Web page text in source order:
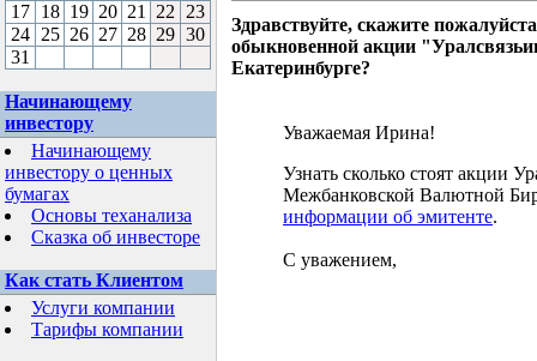
17 18 19 20 21 22
23
24 25 26 27 28 29 30
31
Начинающему
инвестору
Начинающему
инвестору о ценных
бумагах
Основы теханализа
Сказка об инвесторе
Как стать Клиентом
Услуги компании
Тарифы компании
Здравствуйте, скажите
обыкновенной акции
Екатеринбурге?
Уважаемая Ирина!
Узнать сколько стоят акции
Межбанковской Валютной
информации об эмитенте.
С уважением,